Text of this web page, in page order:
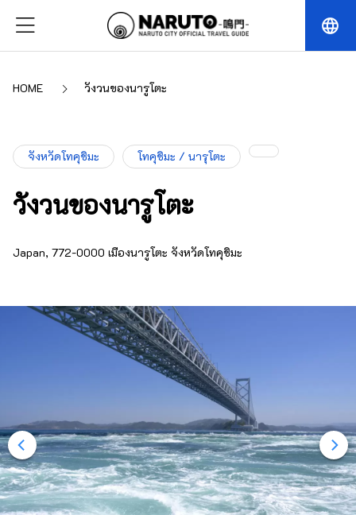
language
HOME วังวนของนารูโตะ
จังหวัดโทคุชิมะ โทคุชิมะ / นารุโตะ
วังวนของนารูโตะ
Japan, 772-0000 เมืองนารูโตะ จังหวัดโทคุชิมะ